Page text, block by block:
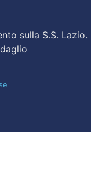
sulla S.S. Lazio.